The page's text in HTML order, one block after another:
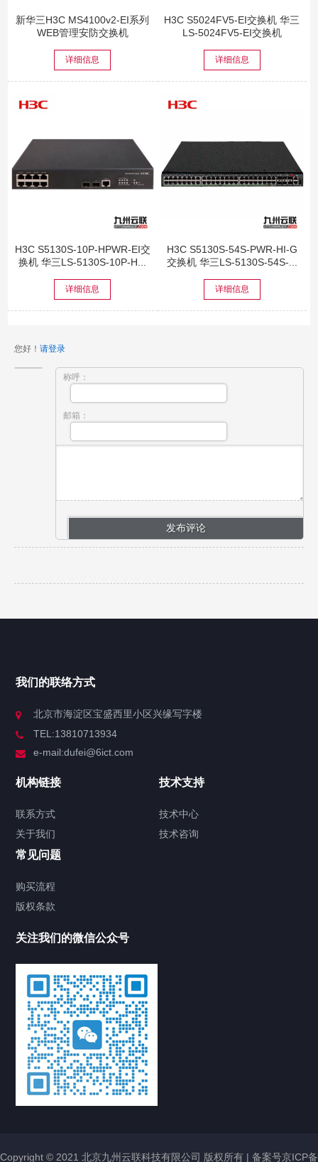
新华三H3C MS4100v2-EI系列
WEB管理安防交换机
详细信息
H3C S5024FV5-EI交换机 华三
LS-5024FV5-EI交换机
详细信息
H3C S5130S-10P-HPWR-EI交
换机 华三LS-5130S-10P-H...
详细信息
H3C S5130S-54S-PWR-HI-G
交换机 华三LS-5130S-54S-...
详细信息
您好！ 请登录
称呼：
邮箱：
我们的联络方式
北京市海淀区宝盛西里小区兴缘写字楼
TEL:13810713934
e-mail:dufei@6ict.com
机构链接
联系方式
关于我们
技术支持
技术中心
技术咨询
常见问题
购买流程
版权条款
关注我们的微信公众号
Copyright © 2021 北京九州云联科技有限公司 版权所有 | 备案号京ICP备